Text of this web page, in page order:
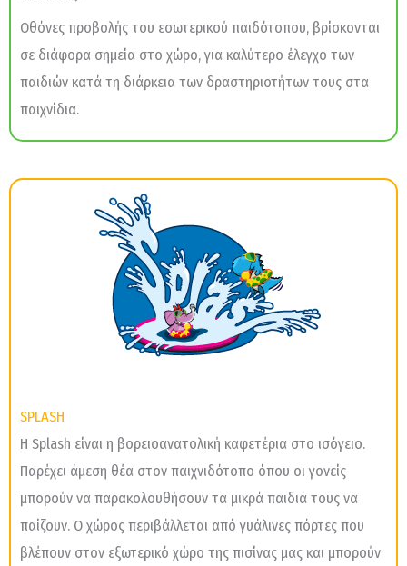
Οθόνες προβολής του εσωτερικού παιδότοπου, βρίσκονται
σε διάφορα σημεία στο χώρο, για καλύτερο έλεγχο των
παιδιών κατά τη διάρκεια των δραστηριοτήτων τους στα
παιχνίδια.
SPLASH
Η Splash είναι η βορειοανατολική καφετέρια στο ισόγειο.
Παρέχει άμεση θέα στον παιχνιδότοπο όπου οι γονείς
μπορούν να παρακολουθήσουν τα μικρά παιδιά τους να
παίζουν. Ο χώρος περιβάλλεται από γυάλινες πόρτες που
βλέπουν στον εξωτερικό χώρο της πισίνας μας και μπορούν